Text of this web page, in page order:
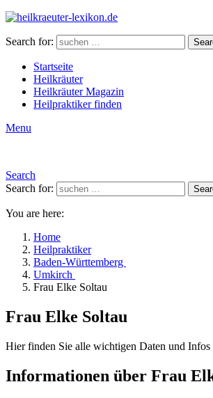
Search for:
Startseite
Heilkräuter
Heilkräuter Magazin
Heilpraktiker finden
Menu
Search
Search for:
You are here:
Home
Heilpraktiker
Baden-Württemberg
Umkirch
Frau Elke Soltau
Frau Elke Soltau
Hier finden Sie alle wichtigen Daten und Infos
Informationen über Frau